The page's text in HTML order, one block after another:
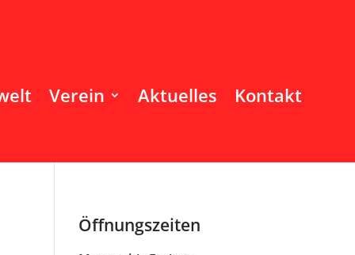
Verein Aktuelles Kontakt
Öffnungszeiten